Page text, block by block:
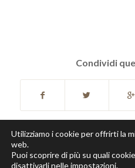
Condividi
Utilizziamo i cookie per offrirti la
web.
Puoi scoprire di più su quali
disattivarli nelleimpostazioni.